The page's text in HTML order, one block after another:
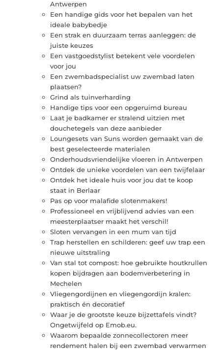
Antwerpen
Een handige gids voor het bepalen van het
ideale babybedje
Een strak en duurzaam terras aanleggen: de
juiste keuzes
Een vastgoedstylist betekent vele voordelen
voor jou
Een zwembadspecialist uw zwembad laten
plaatsen?
Grind als tuinverharding
Handige tips voor een opgeruimd bureau
Laat je badkamer er stralend uitzien met
douchetegels van deze aanbieder
Loungesets van Suns worden gemaakt van de
best geselecteerde materialen
Onderhoudsvriendelijke vloeren in Antwerpen
Ontdek de unieke voordelen van een twijfelaar
Ontdek het ideale huis voor jou dat te koop
staat in Berlaar
Pas op voor malafide slotenmakers!
Professioneel en vrijblijvend advies van een
meesterplaatser maakt het verschil!
Sloten vervangen in een mum van tijd
Trap herstellen en schilderen: geef uw trap een
nieuwe uitstraling
Van stal tot compost: hoe gebruikte houtkrullen
kopen bijdragen aan bodemverbetering in
Mechelen
Vliegengordijnen en vliegengordijn kralen:
praktisch én decoratief
Waar je de grootste keuze bijzettafels vindt?
Ongetwijfeld op Emob.eu.
Waarom bepaalde zonnecollectoren meer
rendement halen bij een zwembad verwarmen